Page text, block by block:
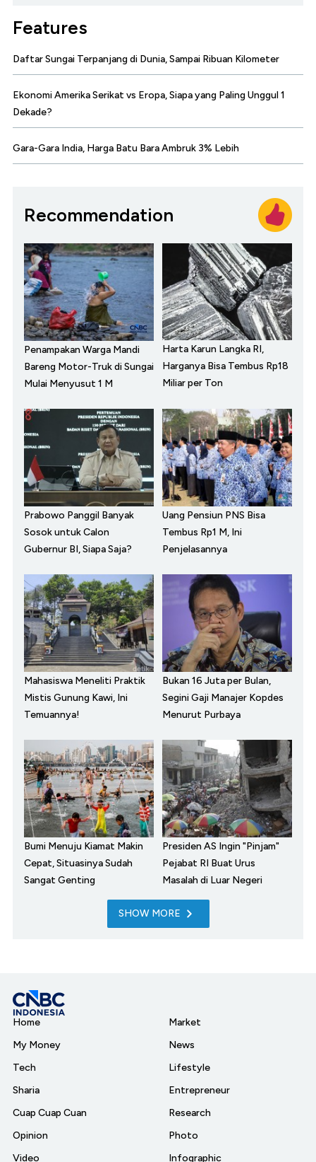
Features
Daftar Sungai Terpanjang di Dunia, Sampai Ribuan Kilometer
Ekonomi Amerika Serikat vs Eropa, Siapa yang Paling Unggul 1
Dekade?
Gara-Gara India, Harga Batu Bara Ambruk 3% Lebih
Recommendation
Penampakan Warga Mandi
Bareng Motor-Truk di Sungai
Mulai Menyusut 1 M
Harta Karun Langka RI,
Harganya Bisa Tembus Rp18
Miliar per Ton
Prabowo Panggil Banyak
Sosok untuk Calon
Gubernur BI, Siapa Saja?
Uang Pensiun PNS Bisa
Tembus Rp1 M, Ini
Penjelasannya
Mahasiswa Meneliti Praktik
Mistis Gunung Kawi, Ini
Temuannya!
Bukan 16 Juta per Bulan,
Segini Gaji Manajer Kopdes
Menurut Purbaya
Bumi Menuju Kiamat Makin
Cepat, Situasinya Sudah
Sangat Genting
Presiden AS Ingin "Pinjam"
Pejabat RI Buat Urus
Masalah di Luar Negeri
SHOW MORE
Home
My Money
Tech
Sharia
Cuap Cuap Cuan
Opinion
Video
Market
News
Lifestyle
Entrepreneur
Research
Photo
Infographic